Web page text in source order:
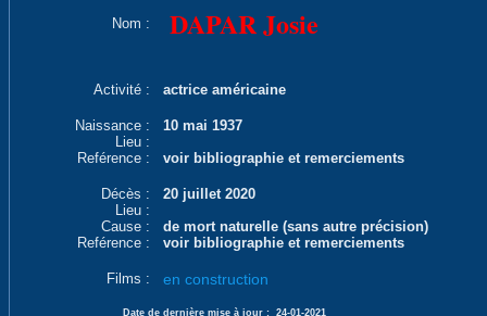
Nom : DAPAR Josie
Activité : actrice américaine
Naissance :
10 mai 1937
Lieu :
Reférence :
voir bibliographie et remerciements
Décès :
20 juillet 2020
Lieu :
Cause :
de mort naturelle (sans autre précision)
Reférence :
voir bibliographie et remerciements
Films : en construction
Date de dernière mise à jour : 24-01-2021